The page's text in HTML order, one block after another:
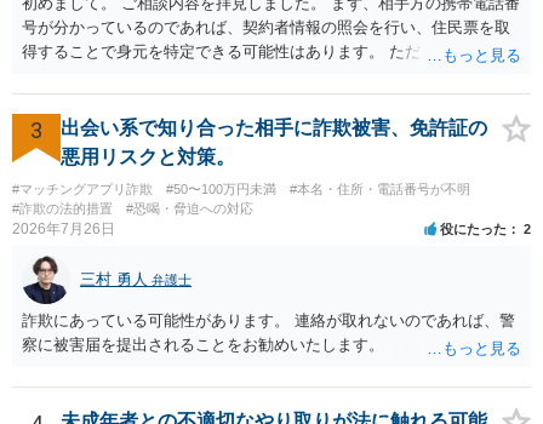
号が分かっているのであれば、契約者情報の照会を行い、住民票を取
得することで身元を特定できる可能性はあります。 ただ、他人名義の
ろです。 LINEについても、詐欺の事案であれば照会できる可能性はあ
りますが、携帯電話の番号を経由する方法より難しくなります。 身元
を特定した後は、返金の理屈があるかどうかを確認していきます。 基
本的に贈与に該当する場合には返金請求ができません。 詐欺を含め、
当方に返金の理屈があるかどうかを確認していきます。 さらに、渡し
た金額について、裏付けがあるかどうかも精査します。 上記を経て、
からスタートすることになるでしょう。 ご理解のとおり、詐欺である
ことの立証は簡単ではありません。 刑事事件化が出来るのであれば、
返金交渉で有利になる可能性がありますが、民事上の詐欺の立証以上
に難しいところがあります。 こちらについては、一度、最寄りの警察
は、証拠を拝見する必要があるため、直接弁護士にご相談された方が
良いかと思います。
3
出会い系で知り合った相手に詐欺被害、免許証の
悪用リスクと対策。
#マッチングアプリ詐欺 #50〜100万円未満
#本名・住所・電話番号が不明
#詐欺の法的措置
#恐喝・脅迫への対応
2026年7月26日 役にたった 2
三村 勇人 弁護士
詐欺にあっている可能性があります。 連絡が取れないのであれば、警
察に被害届を提出されることをお勧めいたします。